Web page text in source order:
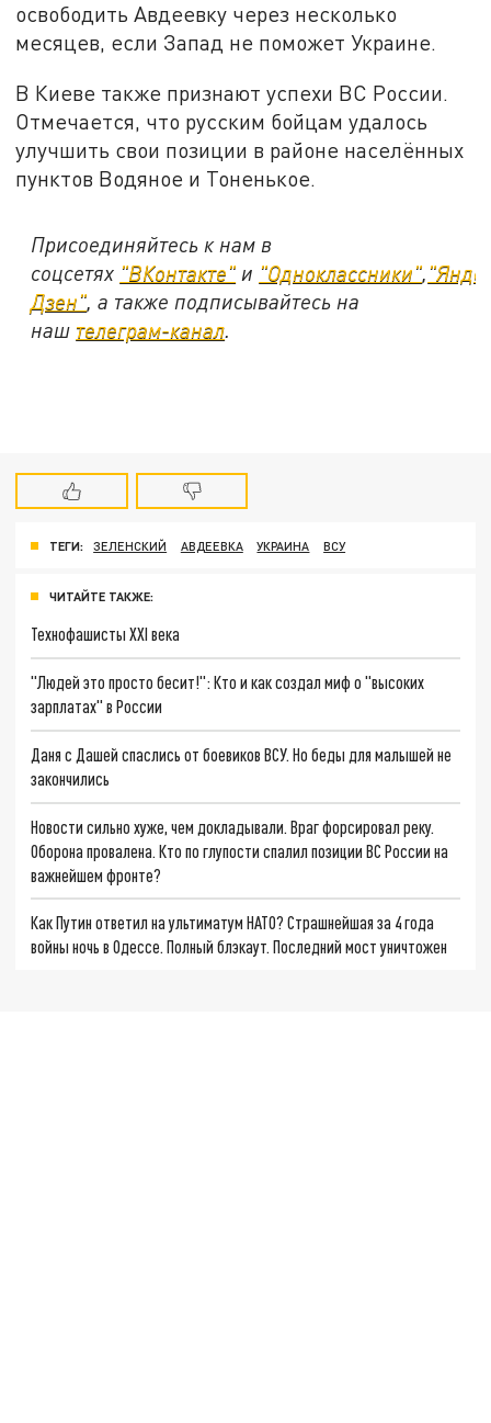
освободить Авдеевку через несколько
месяцев, если Запад не поможет Украине.
В Киеве также признают успехи ВС России.
Отмечается, что русским бойцам удалось
улучшить свои позиции в районе населённых
пунктов Водяное и Тоненькое.
Присоединяйтесь к нам в
соцсетях "ВКонтакте" и "Одноклассники"
Дзен" , а также подписывайтесь на
наш телеграм-канал
ТЕГИ: ЗЕЛЕНСКИЙ АВДЕЕВКА УКРАИНА ВСУ
ЧИТАЙТЕ ТАКЖЕ:
Технофашисты XXI века
"Людей это просто бесит!": Кто и как создал миф о "высоких
зарплатах" в России
Даня с Дашей спаслись от боевиков ВСУ. Но беды для малышей не
закончились
Новости сильно хуже, чем докладывали. Враг форсировал реку.
Оборона провалена. Кто по глупости спалил позиции ВС России на
важнейшем фронте?
Как Путин ответил на ультиматум НАТО? Страшнейшая за 4 года
войны ночь в Одессе. Полный блэкаут. Последний мост уничтожен